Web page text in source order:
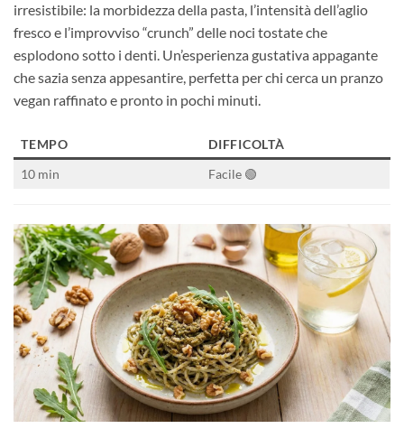
irresistibile: la morbidezza della pasta, l’intensità dell’aglio
fresco e l’improvviso “crunch” delle noci tostate che
esplodono sotto i denti. Un’esperienza gustativa appagante
che sazia senza appesantire, perfetta per chi cerca un pranzo
vegan raffinato e pronto in pochi minuti.
TEMPO
DIFFICOLTÀ
10 min
Facile 🟢